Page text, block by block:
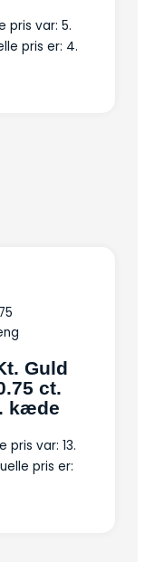
pris var: 5.
pris er: 4.
Guld
ct.
kæde
pris var: 13.
pris er: